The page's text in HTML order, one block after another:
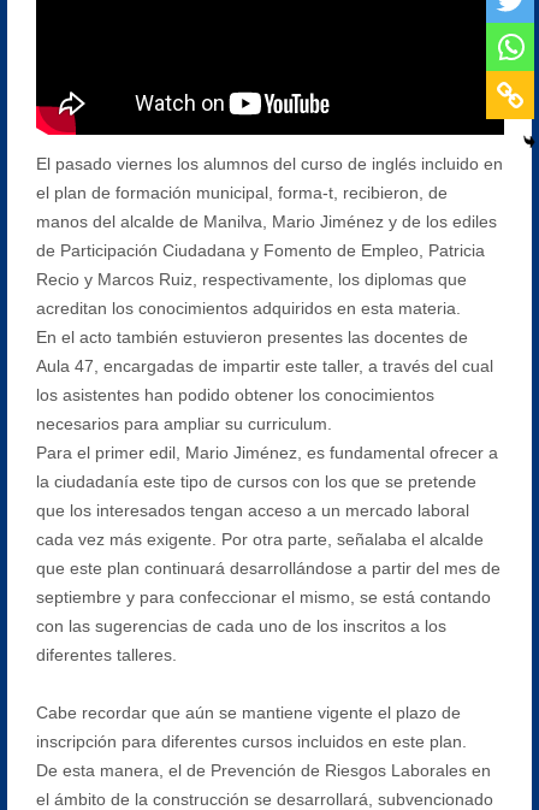
El pasado viernes los alumnos del curso de inglés incluido en
el plan de formación municipal, forma-t, recibieron, de
manos del alcalde de Manilva, Mario Jiménez y de los ediles
de Participación Ciudadana y Fomento de Empleo, Patricia
Recio y Marcos Ruiz, respectivamente, los diplomas que
acreditan los conocimientos adquiridos en esta materia.
En el acto también estuvieron presentes las docentes de
Aula 47, encargadas de impartir este taller, a través del cual
los asistentes han podido obtener los conocimientos
necesarios para ampliar su curriculum.
Para el primer edil, Mario Jiménez, es fundamental ofrecer a
la ciudadanía este tipo de cursos con los que se pretende
que los interesados tengan acceso a un mercado laboral
cada vez más exigente. Por otra parte, señalaba el alcalde
que este plan continuará desarrollándose a partir del mes de
septiembre y para confeccionar el mismo, se está contando
con las sugerencias de cada uno de los inscritos a los
diferentes talleres.
Cabe recordar que aún se mantiene vigente el plazo de
inscripción para diferentes cursos incluidos en este plan.
De esta manera, el de Prevención de Riesgos Laborales en
el ámbito de la construcción se desarrollará, subvencionado